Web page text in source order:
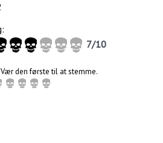
7/10
Vær den første til at stemme.